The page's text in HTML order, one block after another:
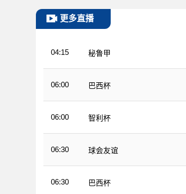
更多直播
04:15 秘鲁甲
06:00 巴西杯
06:00 智利杯
06:30 球会友谊
06:30 巴西杯